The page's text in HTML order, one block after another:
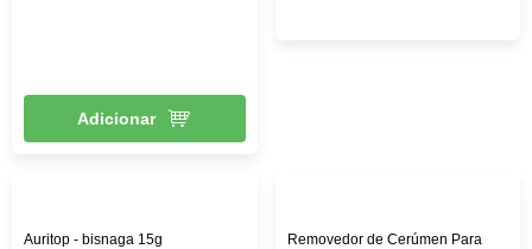
Adicionar
Auritop - bisnaga 15g
Removedor de Cerúmen Para